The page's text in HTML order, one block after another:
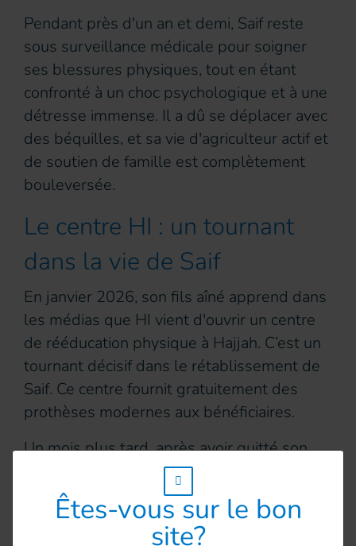
Pendant près d'un an et demi, Saif reste
sous surveillance médicale pour soigner
ses blessures physiques, tout en étant
confronté à un choc psychologique et à une
détresse immense. Il a dû se déplacer avec
des béquilles, et sa vie d'agriculteur actif et
de soutien de famille est complètement
bouleversée.
Le centre HI : un tournant
dans la vie de Saif
En janvier 2026, son fils aîné apprend dans
les médias que HI vient d'ouvrir un centre
de rééducation physique à Hajjah. C’est un
tournant décisif dans le rétablissement de
Saif. Ce centre fournit gratuitement des
prothèses modernes aux bénéficiaires.
Un mois plus tard, après avoir quitté son
village, Saif arrive au centre de Hajjah en
marchant à l'aide de béquilles.
À son arrivée, le moignon de Saif est
Êtes-vous sur le bon
site?